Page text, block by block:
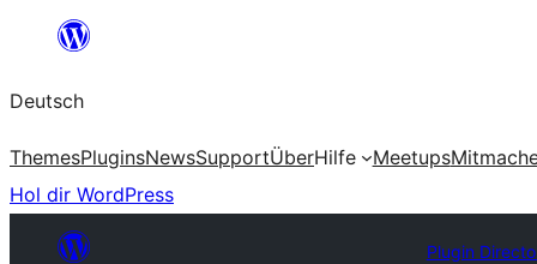
springen
Deutsch
ThemesPluginsNewsSupportÜberHilfe Meetups
Hol dir WordPress
Plugin